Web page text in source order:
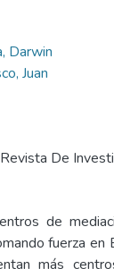
Darwin
Juan
De
de
fuerza en
más